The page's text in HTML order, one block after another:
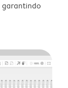
garantindo